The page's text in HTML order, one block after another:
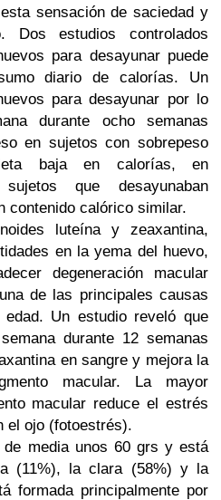
sensación de saciedad y
estudios controlados
para desayunar puede
diario de calorías. Un
para desayunar por lo
durante ocho semanas
en sujetos con sobrepeso
baja en calorías, en
que desayunaban
contenido calórico similar.
luteína y zeaxantina,
en la yema del huevo,
degeneración macular
de las principales causas
Un estudio reveló que
durante 12 semanas
en sangre y mejora la
macular. La mayor
macular reduce el estrés
el ojo (fotoestrés).
media unos 60 grs y está
(11%), la clara (58%) y la
formada principalmente por